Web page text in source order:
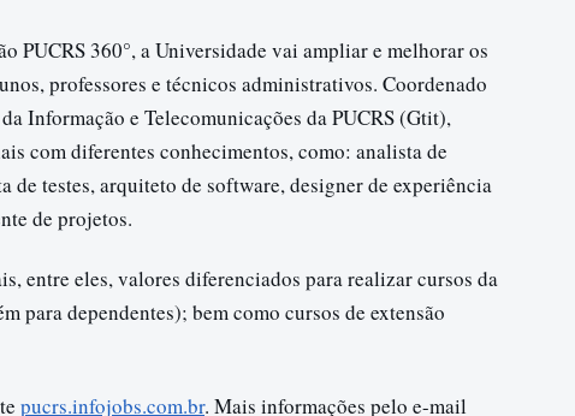
PUCRS 360°, a Universidade vai ampliar e melhorar os
professores e técnicos administrativos. Coordenado
Informação e Telecomunicações da PUCRS (Gtit),
com diferentes conhecimentos, como: analista de
de testes, arquiteto de software, designer de experiência
de projetos.
entre eles, valores diferenciados para realizar cursos da
para dependentes); bem como cursos de extensão
pucrs.infojobs.com.br. Mais informações pelo e-mail